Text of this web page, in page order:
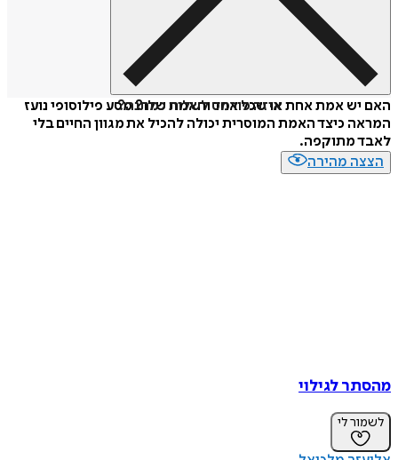
איזה פורמט לשלוח כמתנה?
האם יש אמת אחת או שכל אחד והאמת שלו? מסע פילוסופי נועז
המראה כיצד האמת המוסרית יכולה להכיל את מגוון החיים בלי
לאבד מתוקפה.
הצצה מהירה
מהסתר לגילוי
לשמור לי